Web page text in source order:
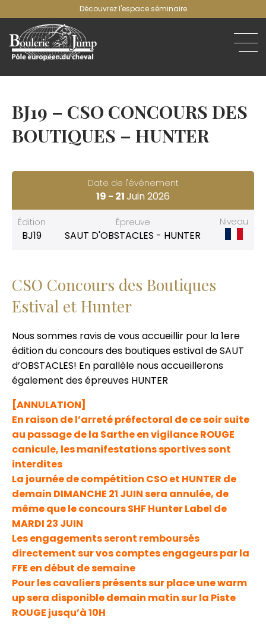
Découvrez l'espace séminaire
BJ19 – CSO CONCOURS DES
BOUTIQUES – HUNTER
Date de l'événement
19 - 21Juin 2026
Édition
BJ19
Épreuve
SAUT D'OBSTACLES - HUNTER
Niveau
CSO Concours des Boutiques
Estival et Hunter
Nous sommes ravis de vous accueillir pour la 1ere
édition du concours des boutiques estival de SAUT
d’OBSTACLES! En parallèle nous accueillerons
également des épreuves HUNTER
[ANNULATION]
En raison de l’arreté préfectoral de ce soir suite
au passage de la Sarthe en vigilance ROUGE
canicule, les manifestations sportives sont
interdites
La journée de compétition CSO et HUNTER de
demain DIMANCHE 21 JUIN sera annulée, de
même que le concours SHF Hunter Label de
MARDI 23 JUIN
Les engagements seront remboursés
directement sur vos comptes engageurs par la
FFE en début de semaine
Pour les cavaliers présents sur place une warm
up sera disponible demain matin sur la Piste
ROUGE jusqu’à 10H